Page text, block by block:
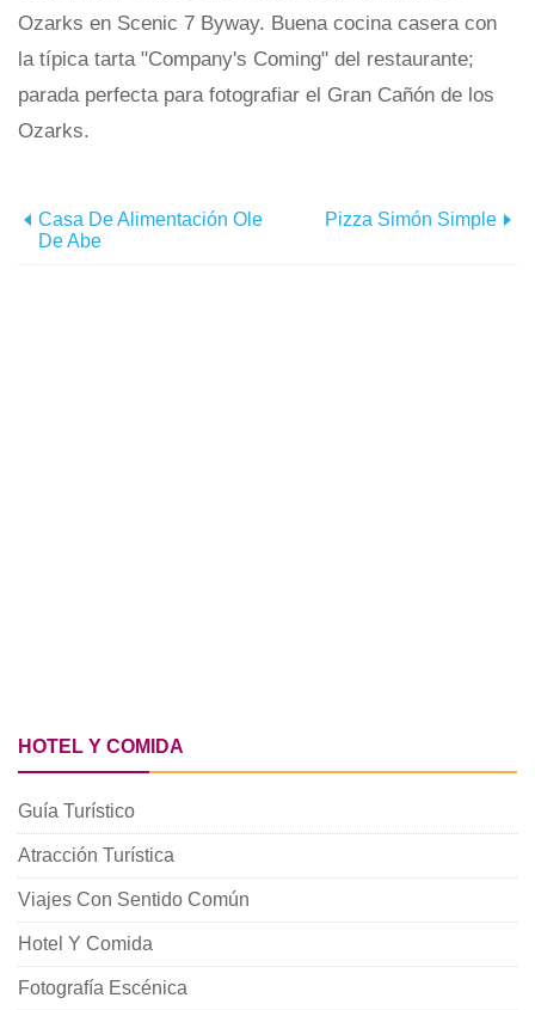
Ozarks en Scenic 7 Byway. Buena cocina casera con
la típica tarta "Company's Coming" del restaurante;
parada perfecta para fotografiar el Gran Cañón de los
Ozarks.
Casa De Alimentación Ole
De Abe
Pizza Simón Simple
HOTEL Y COMIDA
Guía Turístico
Atracción Turística
Viajes Con Sentido Común
Hotel Y Comida
Fotografía Escénica